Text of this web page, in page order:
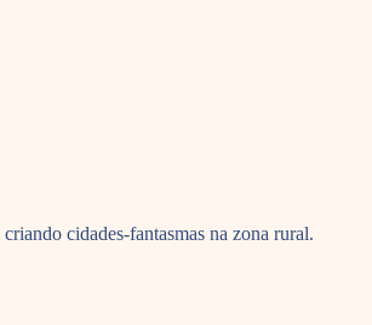
cidades-fantasmas na zona rural.